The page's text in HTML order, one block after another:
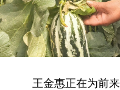
王金惠正在为前